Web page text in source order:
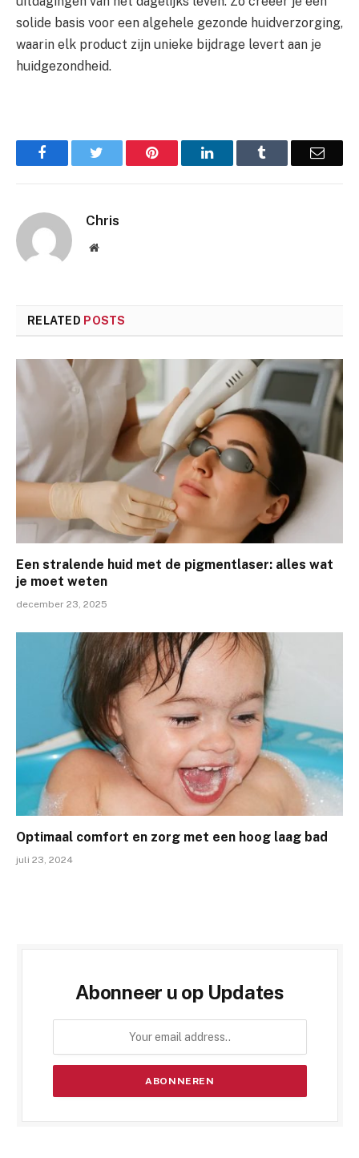
solide basis voor een algehele gezonde huidverzorging,
waarin elk product zijn unieke bijdrage levert aan je
huidgezondheid.
Facebook Pinterest LinkedIn Email
Chris
Website
RELATED POSTS
Een stralende huid met de pigmentlaser: alles wat
je moet weten
december 23, 2025
Optimaal comfort en zorg met een hoog laag bad
juli 23, 2024
Abonneer u op Updates